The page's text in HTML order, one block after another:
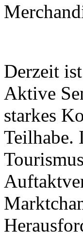
Derzeit
Aktive
starkes
Teilhabe.